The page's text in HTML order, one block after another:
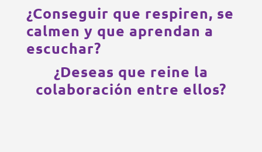
¿Conseguir que respiren, se
calmen y que aprendan a
escuchar?
¿Deseas que reine la
colaboración entre ellos?